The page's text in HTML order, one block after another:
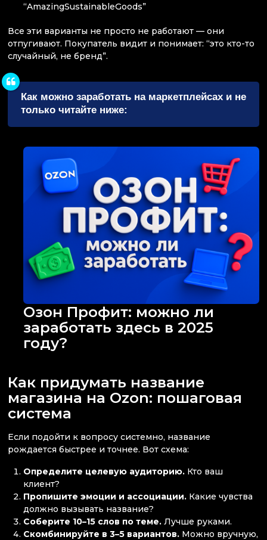
“AmazingSustainableGoods”
Все эти варианты не просто не работают — они
отпугивают. Покупатель видит и понимает: “это кто-то
случайный, не бренд”.
Как можно заработать на маркетплейсах и не
только читайте ниже:
Озон Профит: можно ли
заработать здесь в 2025
году?
Как придумать название
магазина на Ozon: пошаговая
система
Если подойти к вопросу системно, название
рождается быстрее и точнее. Вот схема:
Определите целевую аудиторию. Кто ваш
клиент?
Пропишите эмоции и ассоциации. Какие чувства
должно вызывать название?
Соберите 10–15 слов по теме. Лучше руками.
Скомбинируйте в 3–5 вариантов. Можно вручную,